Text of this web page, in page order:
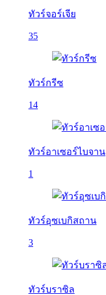
ทัวร์จอร์เจีย
35
ทัวร์กรีซ
14
ทัวร์อาเซอร์ไบจาน
1
ทัวร์อุซเบกิสถาน
3
ทัวร์บราซิล